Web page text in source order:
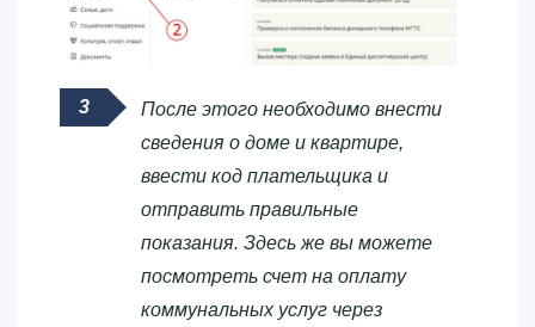
После этого необходимо внести
сведения о доме и квартире,
ввести код плательщика и
отправить правильные
показания. Здесь же вы можете
посмотреть счет на оплату
коммунальных услуг через